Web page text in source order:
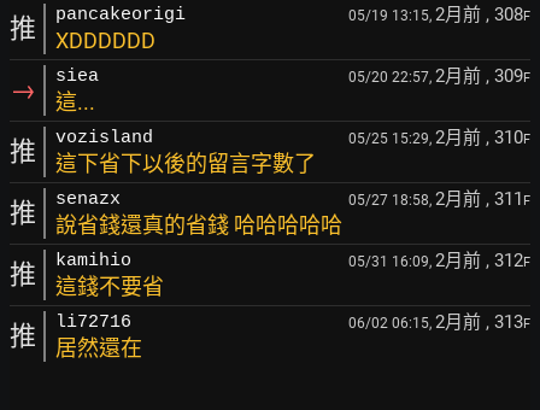
推 pancakeorigi 05/19 13:15, 2月前 , 308F
XDDDDDD
→ siea 05/20 22:57, 2月前 , 309F
這...
推 vozisland 05/25 15:29, 2月前 , 310F
這下省下以後的留言字數了
推 senazx 05/27 18:58, 2月前 , 311 F
說省錢還真的省錢 哈哈哈哈哈
推 kamihio 05/31 16:09, 2月前 , 312F
這錢不要省
推 li72716 06/02 06:15, 2月前 , 313F
居然還在